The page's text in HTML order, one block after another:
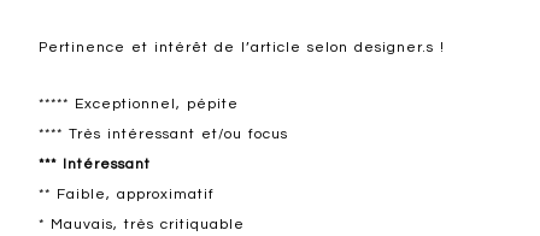
Pertinence et intérêt de l’article selon designer.s !
***** Exceptionnel, pépite
**** Très intéressant et/ou focus
*** Intéressant
** Faible, approximatif
* Mauvais, très critiquable